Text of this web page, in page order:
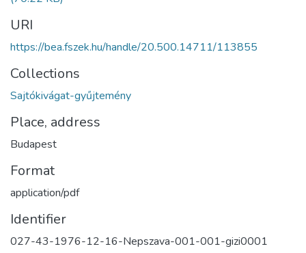
URI
https://bea.fszek.hu/handle/20.500.14711/113855
Collections
Sajtókivágat-gyűjtemény
Place, address
Budapest
Format
application/pdf
Identifier
027-43-1976-12-16-Nepszava-001-001-gizi0001